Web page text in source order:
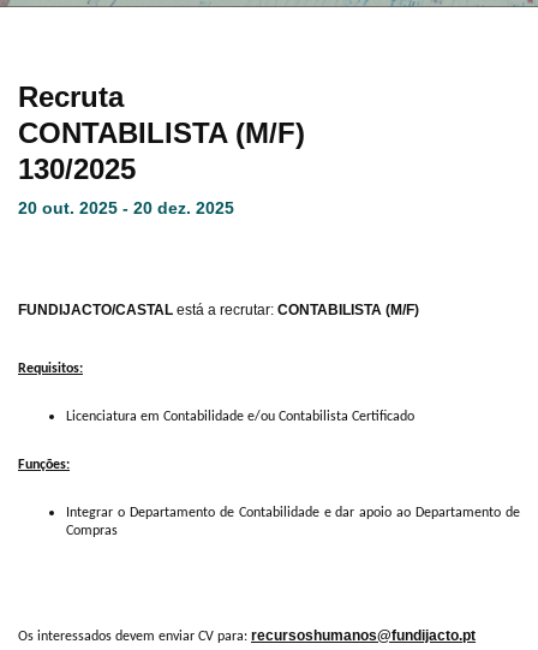
Recruta
CONTABILISTA (M/F)
130/2025
20 out. 2025 - 20 dez. 2025
FUNDIJACTO/CASTAL está a recrutar: CONTABILISTA (M/F)
Requisitos:
Licenciatura em Contabilidade e/ou Contabilista Certificado
Funções:
Integrar o Departamento de Contabilidade e dar apoio ao Departamento de
Compras
Os interessados devem enviar CV para: recursoshumanos@fundijacto.pt